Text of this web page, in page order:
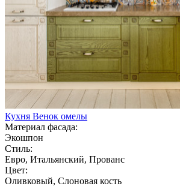
Кухня Венок омелы
Материал фасада:
Экошпон
Стиль:
Евро, Итальянский, Прованс
Цвет:
Оливковый, Слоновая кость